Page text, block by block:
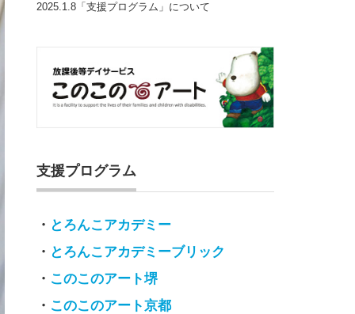
2025.1.8「支援プログラム」について
支援プログラム
・ とろんこアカデミー
・ とろんこアカデミーブリック
・ このこのアート堺
・ このこのアート京都